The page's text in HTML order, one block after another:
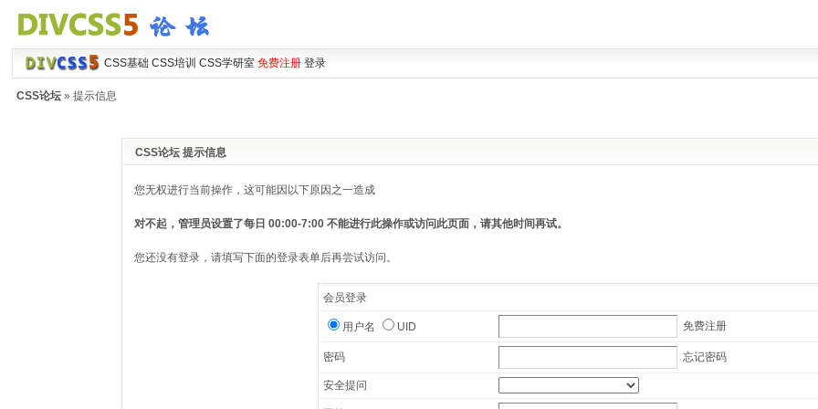
CSS基础 CSS培训 CSS学研室 免费注册 登录
CSS论坛 » 提示信息
CSS论坛 提示信息
您无权进行当前操作，这可能因以下原因之一造成
对不起，管理员设置了每日 00:00-7:00 不能进行此操作或访问此页面，请其他时间再试。
您还没有登录，请填写下面的登录表单后再尝试访问。
会员登录
用户名 UID 免费注册
密码 忘记密码
安全提问